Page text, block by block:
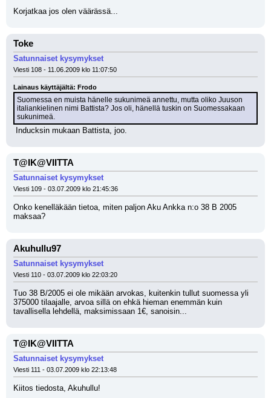
Korjatkaa jos olen väärässä...
Toke
Satunnaiset kysymykset
Viesti 108 - 11.06.2009 klo 11:07:50
Lainaus käyttäjältä: Frodo
Suomessa en muista hänelle sukunimeä annettu, mutta oliko Juuson
italiankielinen nimi Battista? Jos oli, hänellä tuskin on Suomessakaan
sukunimeä.
Inducksin mukaan Battista, joo.
T@IK@VIITTA
Satunnaiset kysymykset
Viesti 109 - 03.07.2009 klo 21:45:36
Onko kenelläkään tietoa, miten paljon Aku Ankka n:o 38 B 2005
maksaa?
Akuhullu97
Satunnaiset kysymykset
Viesti 110 - 03.07.2009 klo 22:03:20
Tuo 38 B/2005 ei ole mikään arvokas, kuitenkin tullut suomessa yli
375000 tilaajalle, arvoa sillä on ehkä hieman enemmän kuin
tavallisella lehdellä, maksimissaan 1€, sanoisin...
T@IK@VIITTA
Satunnaiset kysymykset
Viesti 111 - 03.07.2009 klo 22:13:48
Kiitos tiedosta, Akuhullu!